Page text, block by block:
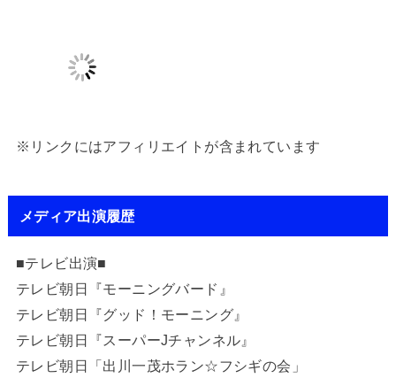
※リンクにはアフィリエイトが含まれています
メディア出演履歴
■テレビ出演■
テレビ朝日『モーニングバード』
テレビ朝日『グッド！モーニング』
テレビ朝日『スーパーJチャンネル』
テレビ朝日「出川一茂ホラン☆フシギの会」